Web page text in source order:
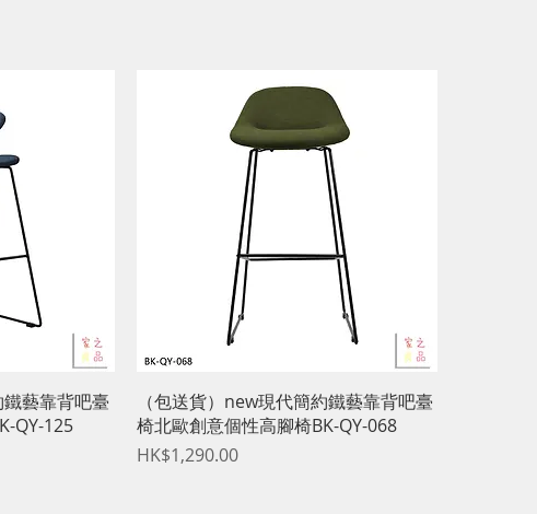
鐵藝靠背吧臺
QY-125
快速瀏覽
（包送貨）new現代簡約鐵藝靠背吧臺
椅北歐創意個性高腳椅BK-QY-068
價格
HK$1,290.00